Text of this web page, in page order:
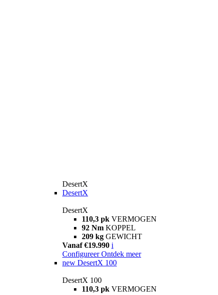
DesertX
DesertX
DesertX
110,3 pk VERMOGEN
92 Nm KOPPEL
209 kg GEWICHT
Vanaf €19.990 i
Configureer Ontdek meer
new DesertX 100
DesertX 100
110,3 pk VERMOGEN